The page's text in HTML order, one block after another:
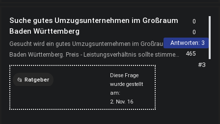
Suche gutes Umzugsunternehmen im Großraum
Baden Württemberg
Gesucht wird ein gutes Umzugsunternehmen im Großraum
Baden Württemberg. Preis - Leistungsverhältnis sollte stimmen,
kompetent und vertrauenswürdig sollte es sein. Kann jm...
Diese Frage
wurde gestellt
am:
2. Nov. 16
Ratgeber
baden württemberg
0
0
Antworten: 3
465
#3